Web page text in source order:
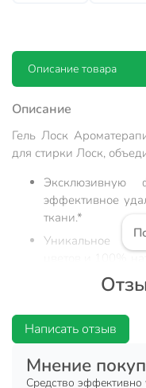
Описание товара
Описание
Гель Лоск
для стирки Лоск,
Эксклюзивную
эффективное
ткани.*
Уникальное
подарит вещам
* По сравнению со
"Хенкель Рус".
Состав:5-15 %
Написать отзыв
Мнение
Средство эффективно